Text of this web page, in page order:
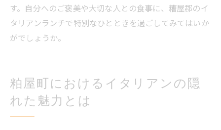
す。自分へのご褒美や大切な人との食事に、糟屋郡のイ
タリアンランチで特別なひとときを過ごしてみてはいか
がでしょうか。
粕屋町におけるイタリアンの隠
れた魅力とは